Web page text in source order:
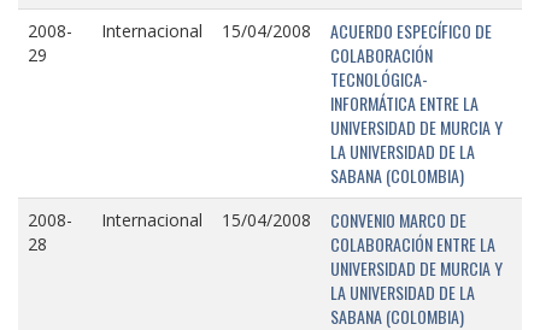
2008-
29
Internacional 15/04/2008
ACUERDO ESPECÍFICO DE
COLABORACIÓN
TECNOLÓGICA-
INFORMÁTICA ENTRE LA
UNIVERSIDAD DE MURCIA Y
LA UNIVERSIDAD DE LA
SABANA (COLOMBIA)
2008-
28
Internacional 15/04/2008
CONVENIO MARCO DE
COLABORACIÓN ENTRE LA
UNIVERSIDAD DE MURCIA Y
LA UNIVERSIDAD DE LA
SABANA (COLOMBIA)